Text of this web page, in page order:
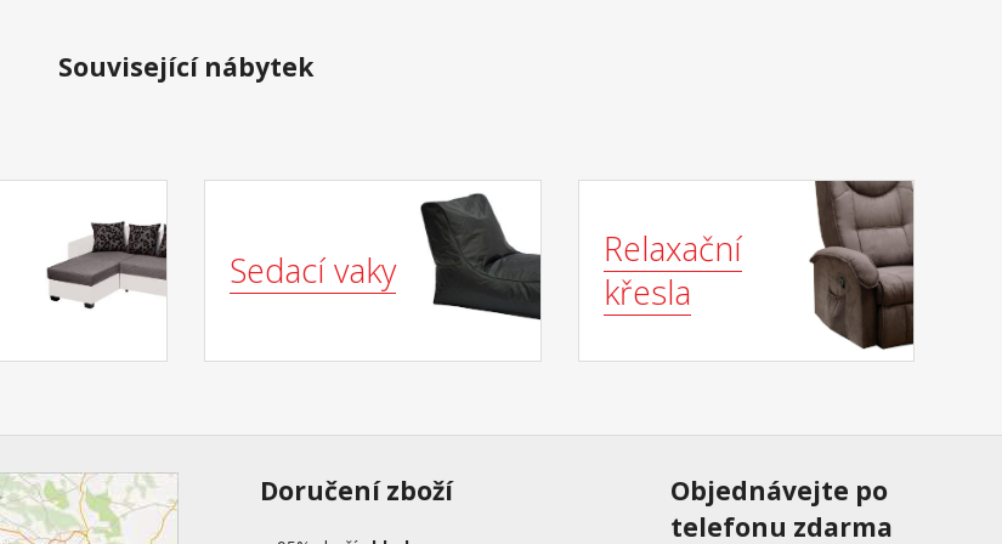
Související nábytek
Sedací vaky
Relaxační
křesla
Doručení zboží
Objednávejte po
telefonu zdarma